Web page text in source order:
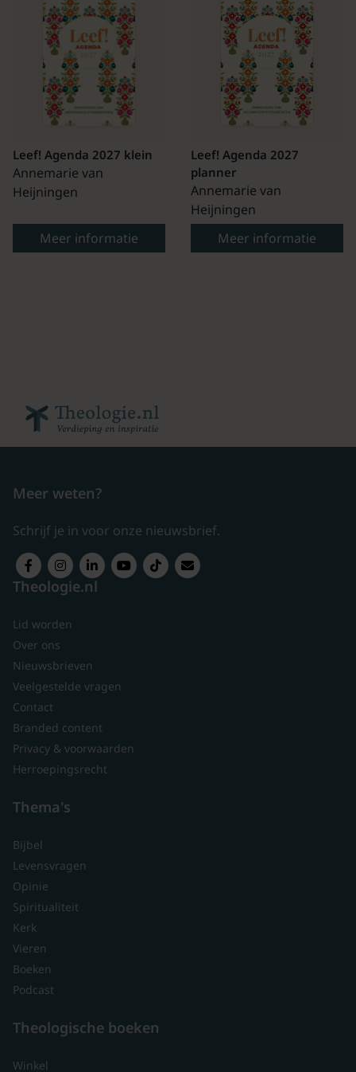
Leef! Agenda 2027 klein
Annemarie van
Heijningen
Meer informatie
Leef! Agenda 2027
planner
Annemarie van
Heijningen
Meer informatie
Meer weten?
Schrijf je in voor onze nieuwsbrief.
Theologie.nl
Lid worden
Over ons
Nieuwsbrieven
Veelgestelde vragen
Contact
Branded content
Privacy & voorwaarden
Herroepingsrecht
Thema's
Bijbel
Levensvragen
Opinie
Spiritualiteit
Kerk
Vieren
Boeken
Podcast
Theologische boeken
Winkel